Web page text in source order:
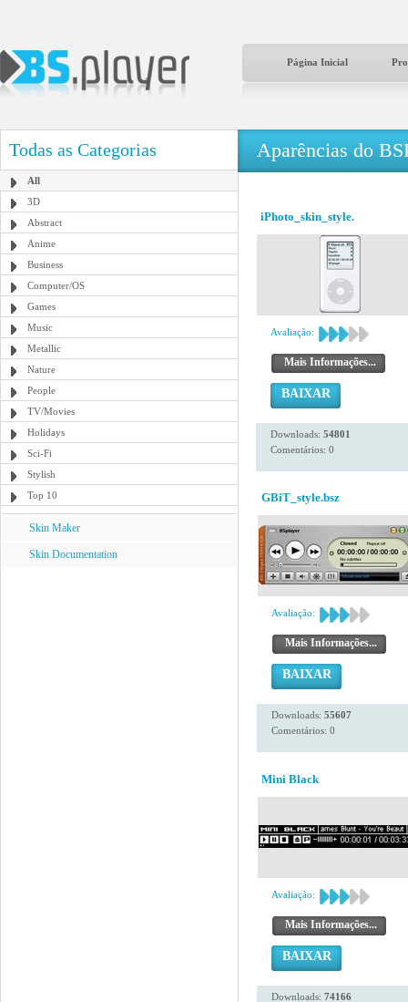
Página Inicial
Todas as Categorias
All
3D
Abstract
Anime
Business
Computer/OS
Games
Music
Metallic
Nature
People
TV/Movies
Holidays
Sci-Fi
Stylish
Top 10
Skin Maker
Skin Documentation
Aparências do
iPhoto_skin_style.
Avaliação:
Mais Informações...
BAIXAR
Downloads: 54801
Comentários: 0
GBiT_style.bsz
Avaliação:
Mais Informações...
BAIXAR
Downloads: 55607
Comentários: 0
Mini Black
Avaliação:
Mais Informações...
BAIXAR
Downloads: 74166